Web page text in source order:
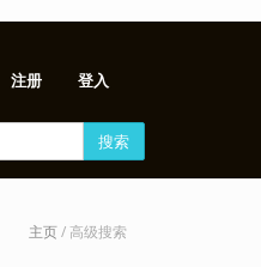
注册 登入
搜索
主页/ 高级搜索